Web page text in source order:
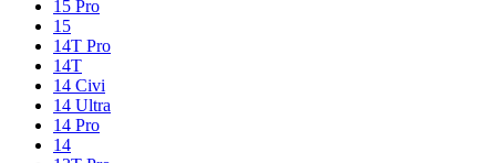
15 Pro
15
14T Pro
14T
14 Civi
14 Ultra
14 Pro
14